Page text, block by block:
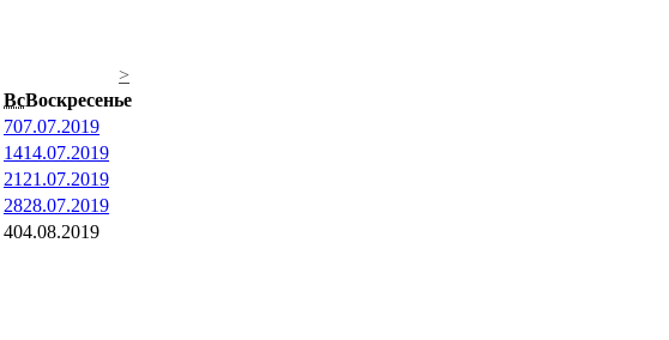
>
ВсВоскресенье
707.07.2019
1414.07.2019
21 21.07.2019
2828.07.2019
404.08.2019